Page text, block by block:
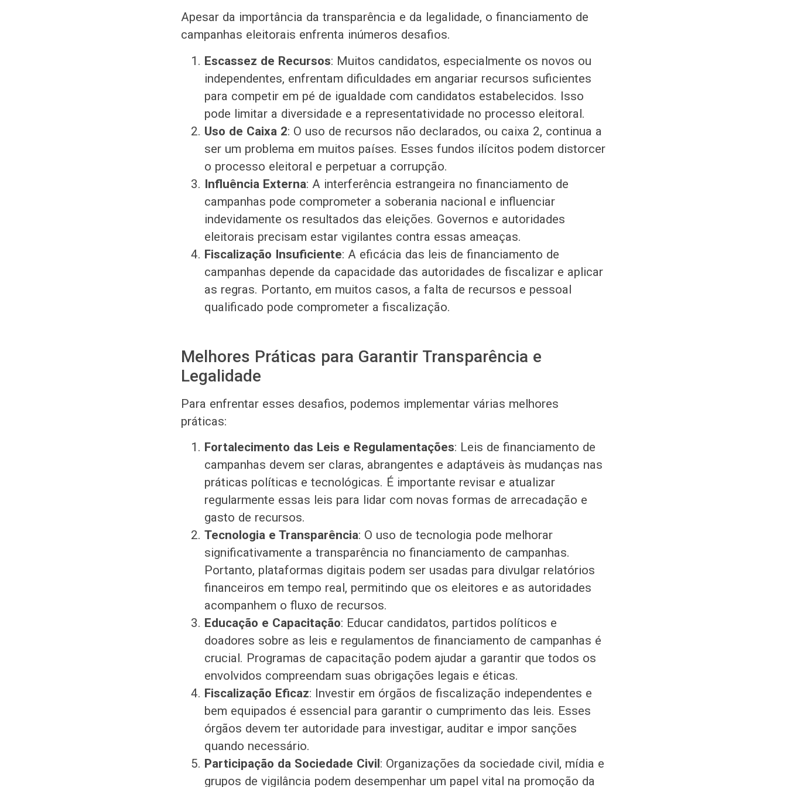
Apesar da importância da transparência e da legalidade, o financiamento de
campanhas eleitorais enfrenta inúmeros desafios.
Escassez de Recursos: Muitos candidatos, especialmente os novos ou
independentes, enfrentam dificuldades em angariar recursos suficientes
para competir em pé de igualdade com candidatos estabelecidos. Isso
pode limitar a diversidade e a representatividade no processo eleitoral.
Uso de Caixa 2: O uso de recursos não declarados, ou caixa 2, continua a
ser um problema em muitos países. Esses fundos ilícitos podem distorcer
o processo eleitoral e perpetuar a corrupção.
Influência Externa: A interferência estrangeira no financiamento de
campanhas pode comprometer a soberania nacional e influenciar
indevidamente os resultados das eleições. Governos e autoridades
eleitorais precisam estar vigilantes contra essas ameaças.
Fiscalização Insuficiente: A eficácia das leis de financiamento de
campanhas depende da capacidade das autoridades de fiscalizar e aplicar
as regras. Portanto, em muitos casos, a falta de recursos e pessoal
qualificado pode comprometer a fiscalização.
Melhores Práticas para Garantir Transparência e
Legalidade
Para enfrentar esses desafios, podemos implementar várias melhores
práticas:
Fortalecimento das Leis e Regulamentações: Leis de financiamento de
campanhas devem ser claras, abrangentes e adaptáveis às mudanças nas
práticas políticas e tecnológicas. É importante revisar e atualizar
regularmente essas leis para lidar com novas formas de arrecadação e
gasto de recursos.
Tecnologia e Transparência: O uso de tecnologia pode melhorar
significativamente a transparência no financiamento de campanhas.
Portanto, plataformas digitais podem ser usadas para divulgar relatórios
financeiros em tempo real, permitindo que os eleitores e as autoridades
acompanhem o fluxo de recursos.
Educação e Capacitação: Educar candidatos, partidos políticos e
doadores sobre as leis e regulamentos de financiamento de campanhas é
crucial. Programas de capacitação podem ajudar a garantir que todos os
envolvidos compreendam suas obrigações legais e éticas.
Fiscalização Eficaz: Investir em órgãos de fiscalização independentes e
bem equipados é essencial para garantir o cumprimento das leis. Esses
órgãos devem ter autoridade para investigar, auditar e impor sanções
quando necessário.
Participação da Sociedade Civil: Organizações da sociedade civil, mídia e
grupos de vigilância podem desempenhar um papel vital na promoção da